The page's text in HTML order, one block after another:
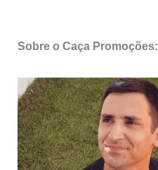
Sobre o Caça Promoções: